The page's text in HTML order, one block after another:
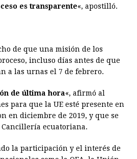
es transparente«, apostilló.
de que una misión de los
incluso días antes de que
a las urnas el 7 de febrero.
de última hora«, afirmó al
para que la UE esté presente en
en diciembre de 2019, y que se
ecuatoriana.
la participación y el interés de